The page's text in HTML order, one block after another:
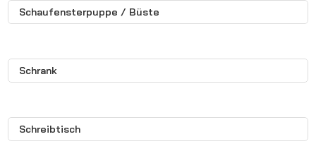
Schaufensterpuppe / Büste
Schrank
Schreibtisch